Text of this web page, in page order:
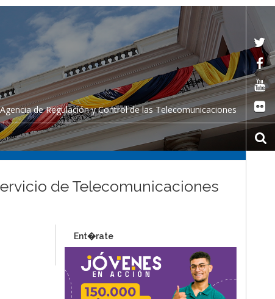
Agencia de Regulación y Control de las Telecomunicaciones
de Telecomunicaciones
Ent�rate